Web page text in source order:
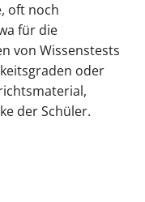
oft noch
für die
von Wissenstests
oder
der Schüler.